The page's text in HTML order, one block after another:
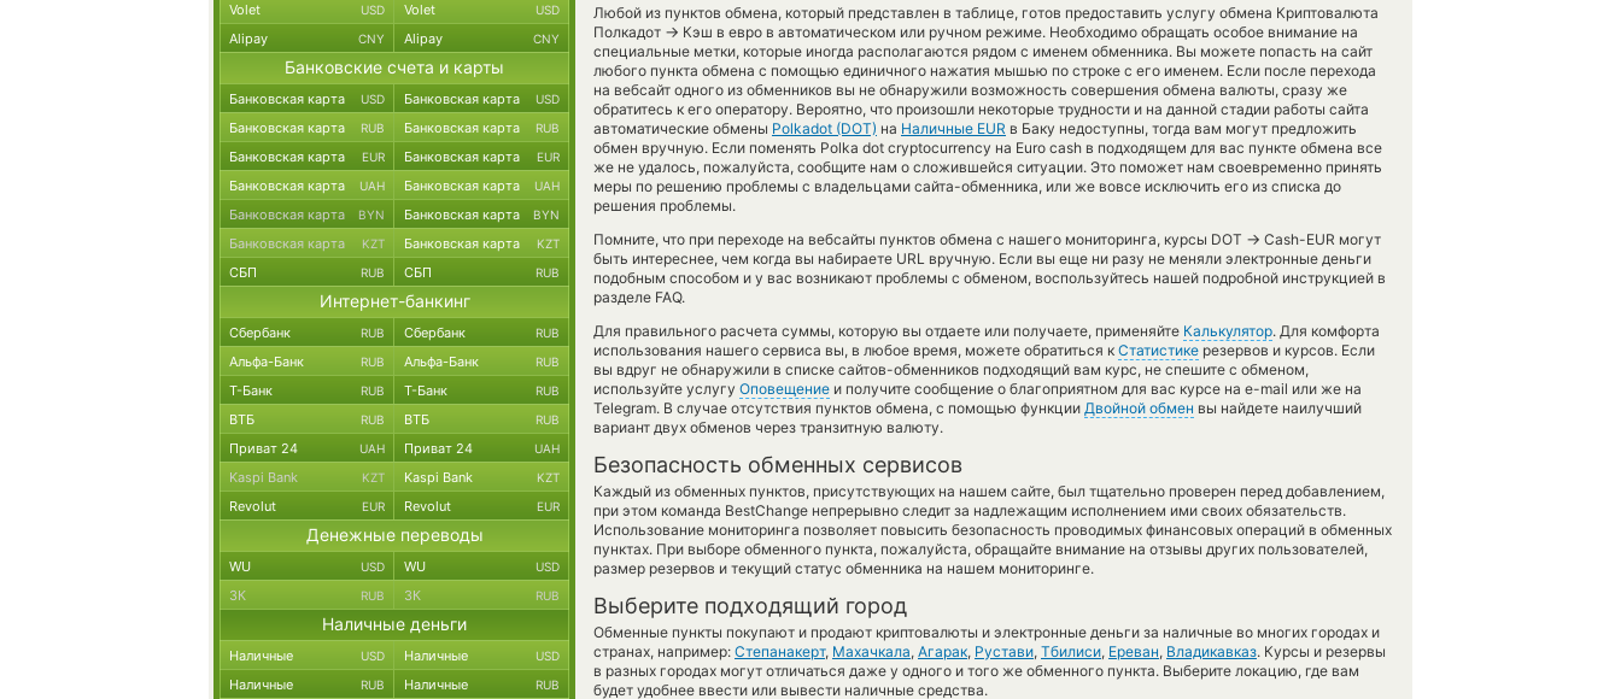
Любой из пунктов обмена, который представлен в таблице, готов предоставить услугу обмена Криптовалюта
Полкадот → Кэш в евро в автоматическом или ручном режиме. Необходимо обращать особое внимание на
специальные метки, которые иногда располагаются рядом с именем обменника. Вы можете попасть на сайт
любого пункта обмена с помощью единичного нажатия мышью по строке с его именем. Если после перехода
на вебсайт одного из обменников вы не обнаружили возможность совершения обмена валюты, сразу же
обратитесь к его оператору. Вероятно, что произошли некоторые трудности и на данной стадии работы сайта
автоматические обмены Polkadot (DOT) на Наличные EUR в Баку недоступны, тогда вам могут предложить
обмен вручную. Если поменять Polka dot cryptocurrency на Euro cash в подходящем для вас пункте обмена все
же не удалось, пожалуйста, сообщите нам о сложившейся ситуации. Это поможет нам своевременно принять
меры по решению проблемы с владельцами сайта-обменника, или же вовсе исключить его из списка до
решения проблемы.
Помните, что при переходе на вебсайты пунктов обмена с нашего мониторинга, курсы DOT → Cash-EUR могут
быть интереснее, чем когда вы набираете URL вручную. Если вы еще ни разу не меняли электронные деньги
подобным способом и у вас возникают проблемы с обменом, воспользуйтесь нашей подробной инструкцией в
разделе FAQ.
Для правильного расчета суммы, которую вы отдаете или получаете, применяйте Калькулятор. Для комфорта
использования нашего сервиса вы, в любое время, можете обратиться к Статистике резервов и курсов. Если
вы вдруг не обнаружили в списке сайтов-обменников подходящий вам курс, не спешите с обменом,
используйте услугу Оповещение и получите сообщение о благоприятном для вас курсе на e-mail или же на
Telegram. В случае отсутствия пунктов обмена, с помощью функции Двойной обмен вы найдете наилучший
вариант двух обменов через транзитную валюту.
Безопасность обменных сервисов
Каждый из обменных пунктов, присутствующих на нашем сайте, был тщательно проверен перед добавлением,
при этом команда BestChange непрерывно следит за надлежащим исполнением ими своих обязательств.
Использование мониторинга позволяет повысить безопасность проводимых финансовых операций в обменных
пунктах. При выборе обменного пункта, пожалуйста, обращайте внимание на отзывы других пользователей,
размер резервов и текущий статус обменника на нашем мониторинге.
Выберите подходящий город
Обменные пункты покупают и продают криптовалюты и электронные деньги за наличные во многих городах и
странах, например: Степанакерт, Махачкала, Агарак, Рустави, Тбилиси, Ереван, Владикавказ. Курсы и резервы
в разных городах могут отличаться даже у одного и того же обменного пункта. Выберите локацию, где вам
будет удобнее ввести или вывести наличные средства.
Volet USD Volet USD
Alipay CNY Alipay CNY
Банковские счета и карты
Банковская карта USD Банковская карта USD
Банковская карта RUB Банковская карта RUB
Банковская карта EUR Банковская карта EUR
Банковская карта UAH Банковская карта UAH
Банковская карта BYN Банковская карта BYN
Банковская карта KZT Банковская карта KZT
СБП RUB СБП RUB
Интернет-банкинг
Сбербанк RUB Сбербанк RUB
Альфа-Банк RUB Альфа-Банк RUB
Т-Банк RUB Т-Банк RUB
ВТБ RUB ВТБ RUB
Приват 24 UAH Приват 24 UAH
Kaspi Bank KZT Kaspi Bank KZT
Revolut EUR Revolut EUR
Денежные переводы
WU USD WU USD
ЗК RUB ЗК RUB
Наличные деньги
Наличные USD Наличные USD
Наличные RUB Наличные RUB